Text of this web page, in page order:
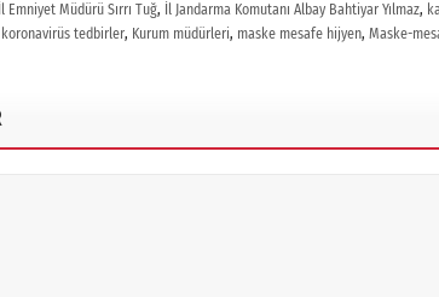
İl Emniyet Müdürü Sırrı Tuğ, İl Jandarma Komutanı Albay Bahtiyar Yılmaz,
koronavirüs tedbirler, Kurum müdürleri, maske mesafe hijyen, Maske-